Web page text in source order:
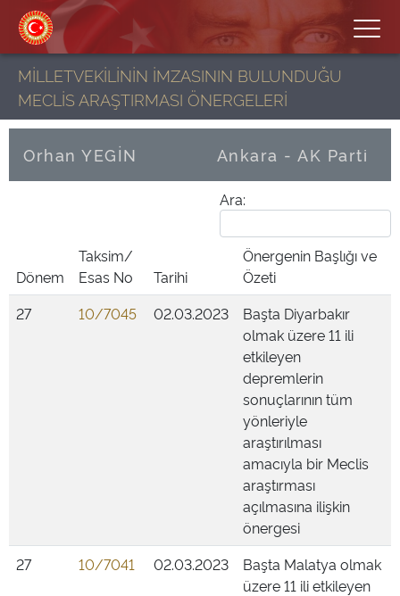
MİLLETVEKİLİNİN İMZASININ BULUNDUĞU
MECLİS ARAŞTIRMASI ÖNERGELERİ
Orhan YEGİN Ankara - AK Parti
Ara:
Dönem
Taksim/
Esas No
Tarihi
Önergenin Başlığı ve
Özeti
27
10/7045 02.03.2023
Başta Diyarbakır
olmak üzere 11 ili
etkileyen
depremlerin
sonuçlarının tüm
yönleriyle
araştırılması
amacıyla bir Meclis
araştırması
açılmasına ilişkin
önergesi
27
10/7041 02.03.2023
Başta Malatya olmak
üzere 11 ili etkileyen